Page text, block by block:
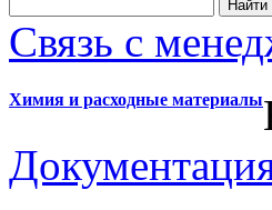
Связь с
Химия и расходные материалы